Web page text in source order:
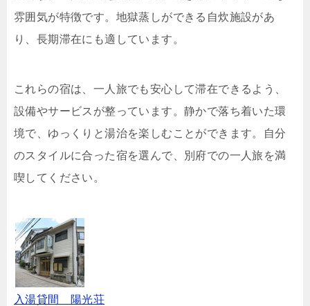
雰囲気が特徴です。地獄蒸しができる自炊施設があ
り、長期滞在にも適しています。
これらの宿は、一人旅でも安心して滞在できるよう、
設備やサービスが整っています。静かで落ち着いた環
境で、ゆっくりと湯治を楽しむことができます。自分
のスタイルに合った宿を選んで、別府での一人旅を満
喫してください。
入湯貸間 陽光荘